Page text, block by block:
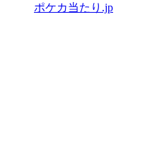
ポケカ当たり.jp